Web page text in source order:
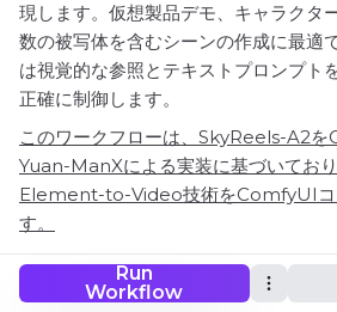
Run
Workflow
現します。仮想製品デモ、キャラクタ
数の被写体を含むシーンの作成に最適
は視覚的な参照とテキストプロンプト
正確に制御します。
このワークフローは、SkyReels-A2
Yuan-ManXによる実装に基づいてお
Element-to-Video技術をComfyUIコ
す。
ComfyUI SkyReels-A2 ワーク